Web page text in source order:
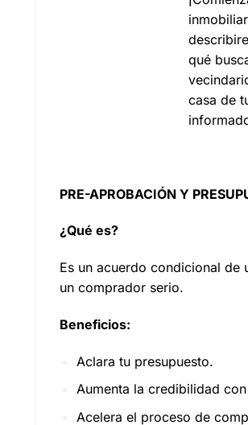
qué
casa de
PRE-APROBACIÓN Y
¿Qué es?
Es un acuerdo condicional de
un comprador serio.
Beneficios:
Aclara tu presupuesto.
Aumenta la credibilidad
Acelera el proceso de